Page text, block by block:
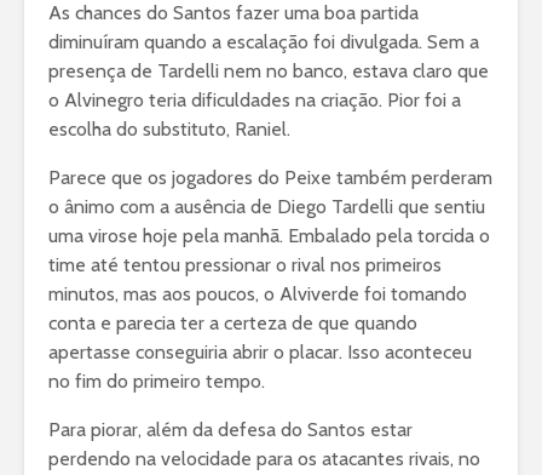
As chances do Santos fazer uma boa partida
diminuíram quando a escalação foi divulgada. Sem a
presença de Tardelli nem no banco, estava claro que
o Alvinegro teria dificuldades na criação. Pior foi a
escolha do substituto, Raniel.
Parece que os jogadores do Peixe também perderam
o ânimo com a ausência de Diego Tardelli que sentiu
uma virose hoje pela manhã. Embalado pela torcida o
time até tentou pressionar o rival nos primeiros
minutos, mas aos poucos, o Alviverde foi tomando
conta e parecia ter a certeza de que quando
apertasse conseguiria abrir o placar. Isso aconteceu
no fim do primeiro tempo.
Para piorar, além da defesa do Santos estar
perdendo na velocidade para os atacantes rivais, no